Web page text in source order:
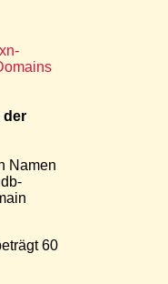
der
Namen
60